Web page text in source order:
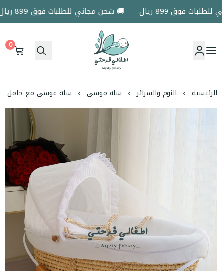
فوق 899 ريال 🚚 شحن مجاني للطلبات فوق 899 ريال
اطفالي فرحتي
0
الرئيسية النوم والسرائر سلة موسى سلة موسى مع حامل